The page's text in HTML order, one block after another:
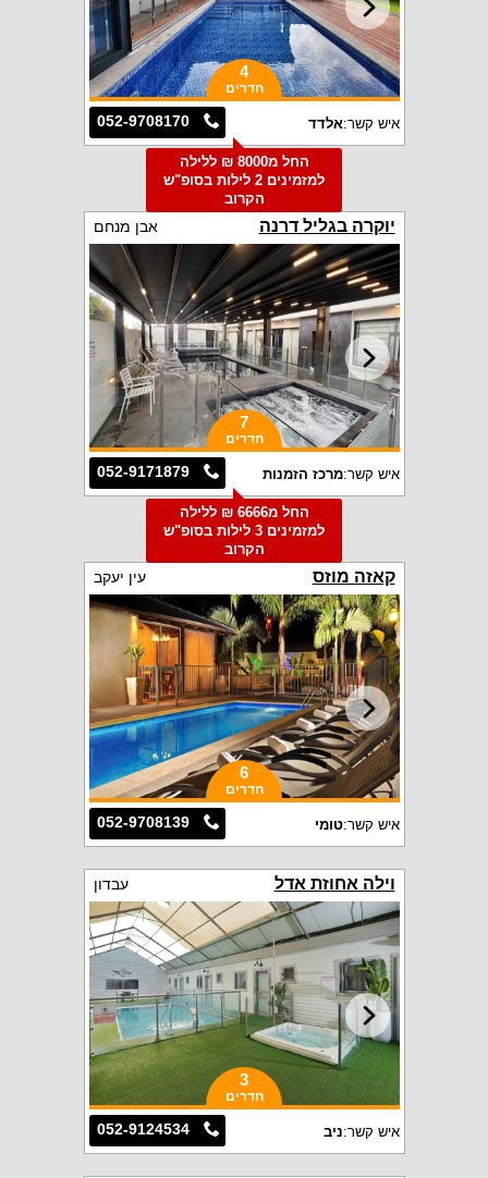
4
חדרים
052-9708170 איש קשר:אלדד
החל מ8000 ₪ ללילה
למזמינים 2 לילות בסופ"ש
הקרוב
יוקרה בגליל דרנה אבן מנחם
7
חדרים
052-9171879 איש קשר:מרכז הזמנות
החל מ6666 ₪ ללילה
למזמינים 3 לילות בסופ"ש
הקרוב
קאזה מוזס עין יעקב
6
חדרים
052-9708139 איש קשר:טומי
וילה אחוזת אדל עבדון
3
חדרים
052-9124534 איש קשר:ניב